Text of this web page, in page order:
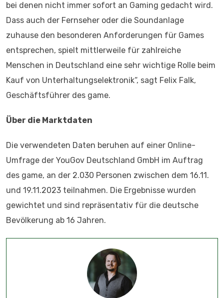
bei denen nicht immer sofort an Gaming gedacht wird.
Dass auch der Fernseher oder die Soundanlage
zuhause den besonderen Anforderungen für Games
entsprechen, spielt mittlerweile für zahlreiche
Menschen in Deutschland eine sehr wichtige Rolle beim
Kauf von Unterhaltungselektronik“, sagt Felix Falk,
Geschäftsführer des game.
Über die Marktdaten
Die verwendeten Daten beruhen auf einer Online-
Umfrage der YouGov Deutschland GmbH im Auftrag
des game, an der 2.030 Personen zwischen dem 16.11.
und 19.11.2023 teilnahmen. Die Ergebnisse wurden
gewichtet und sind repräsentativ für die deutsche
Bevölkerung ab 16 Jahren.